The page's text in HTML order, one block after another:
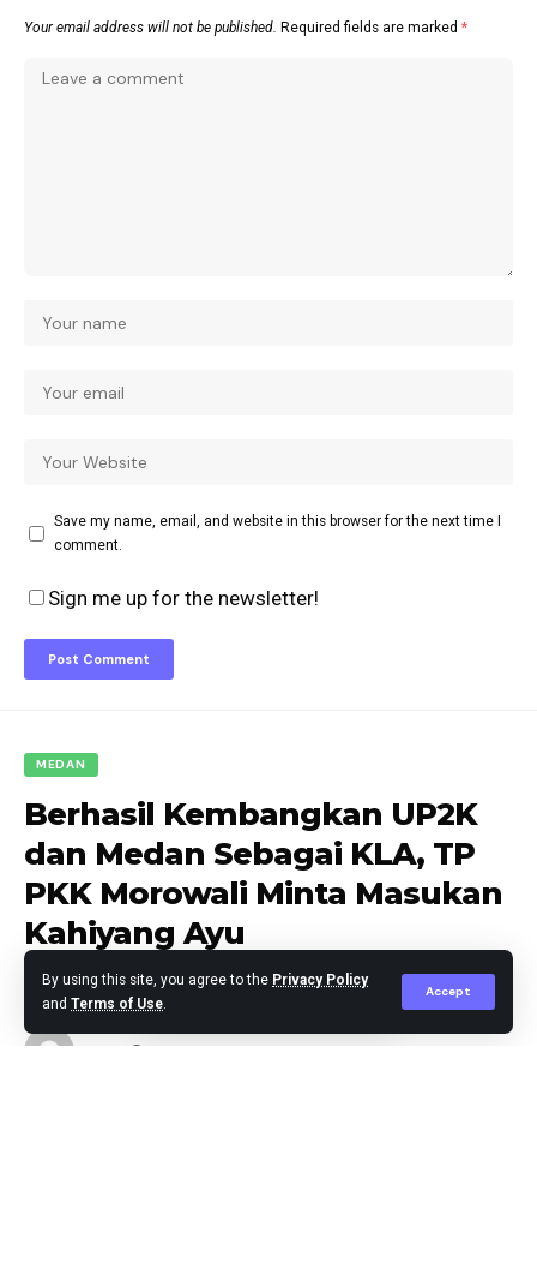
By using this site, you agree to the Privacy Policy
and Terms of Use.
Accept
Your email address will not be published. Required fields are marked *
Save my name, email, and website in this browser for the next time I
comment.
Sign me up for the newsletter!
MEDAN
Berhasil Kembangkan UP2K
dan Medan Sebagai KLA, TP
PKK Morowali Minta Masukan
Kahiyang Ayu